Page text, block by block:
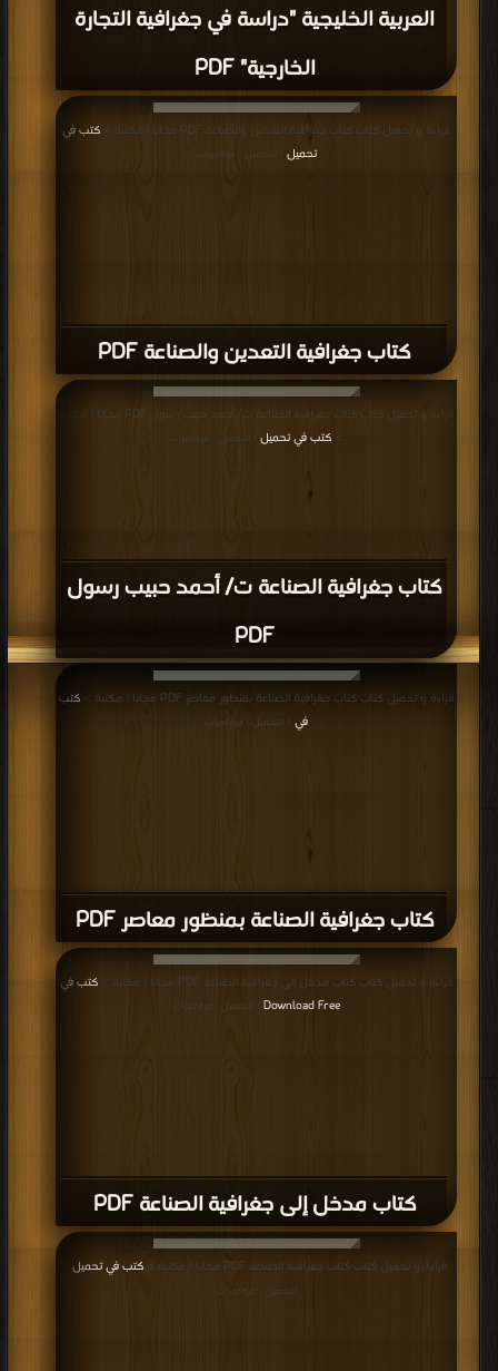
العربية الخليجية "دراسة في جغرافية التجارة
الخارجية" PDF
كتاب جغرافية التعدين والصناعة PDF
قراءة و تحميل كتاب كتاب جغرافية التعدين والصناعة PDF مجانا | مكتبة >
كتب في
تحميل
| التحميل : مرة/مرات
كتاب جغرافية الصناعة ت/ أحمد حبيب رسول
PDF
قراءة و تحميل كتاب كتاب جغرافية الصناعة ت/ أحمد حبيب رسول PDF مجانا | مكتبة
> كتب في تحميل | التحميل : مرة/مرات
كتاب جغرافية الصناعة بمنظور معاصر PDF
قراءة و تحميل كتاب كتاب جغرافية الصناعة بمنظور معاصر PDF مجانا | مكتبة >
كتب
في
| التحميل : مرة/مرات
كتاب مدخل إلى جغرافية الصناعة PDF
قراءة و تحميل كتاب كتاب مدخل إلى جغرافية الصناعة PDF مجانا | مكتبة >
كتب في
Download Free
| التحميل : مرة/مرات
قراءة و تحميل كتاب كتاب جغرافية الصناعة PDF مجانا | مكتبة > كتب في تحميل
التحميل : مرة/مرات